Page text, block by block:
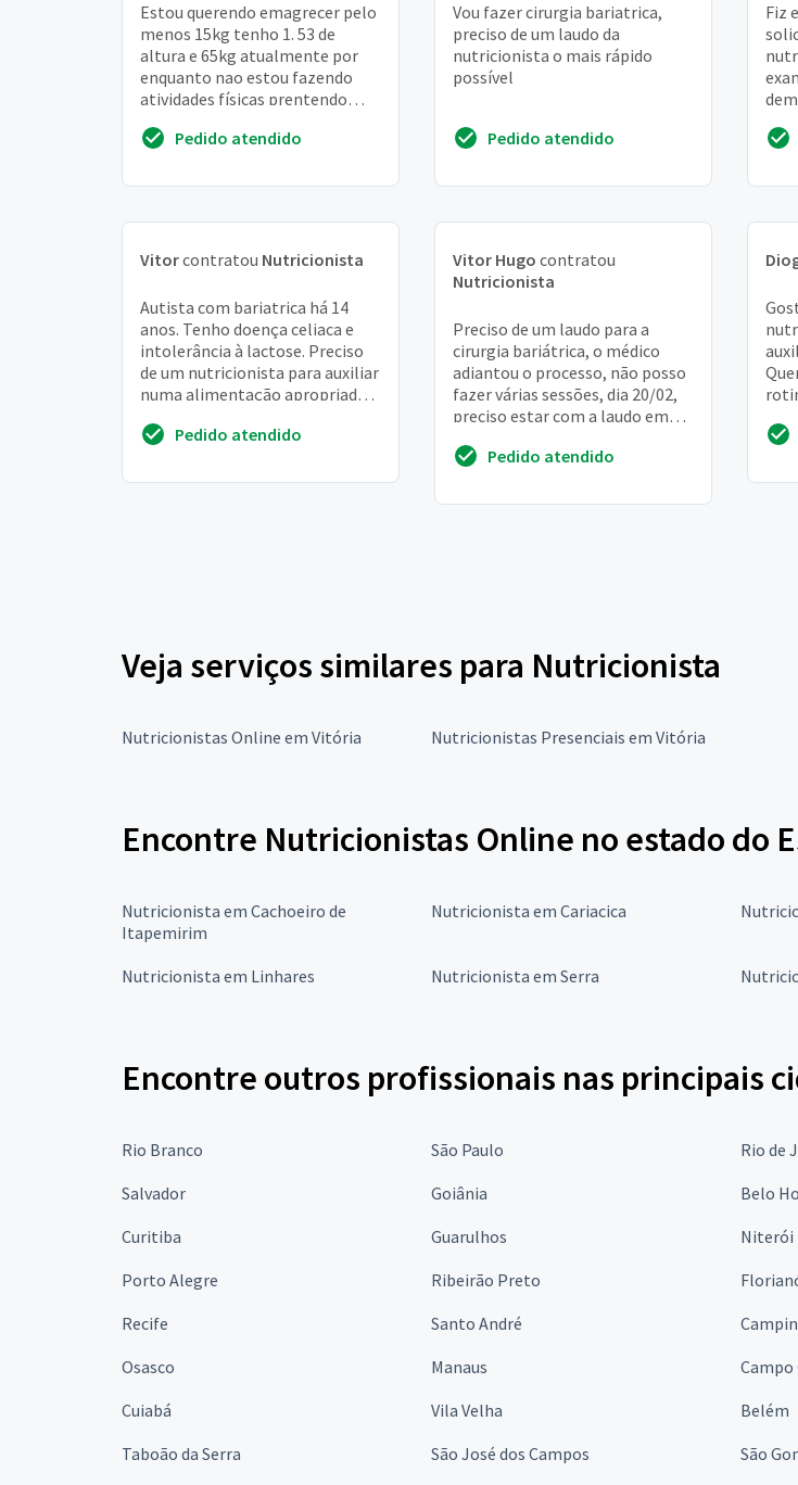
Estou querendo emagrecer pelo
menos 15kg tenho 1. 53 de
altura e 65kg atualmente por
enquanto nao estou fazendo
atividades físicas prentendo
Pedido atendido
Vou fazer cirurgia bariatrica,
preciso de um laudo da
nutricionista o mais rápido
possível
Pedido atendido
Fiz
Vitorcontratou Nutricionista
Autista com bariatrica há 14
anos. Tenho doença celiaca e
intolerância à lactose. Preciso
de um nutricionista para auxiliar
numa alimentação apropriada
alimentar
Pedido atendido
Vitor Hugo contratou
Nutricionista
Preciso de um laudo para a
cirurgia bariátrica, o médico
adiantou o processo, não posso
fazer várias sessões, dia 20/02,
preciso estar com a laudo em
Pedido atendido
Veja serviços similares para Nutricionista
Nutricionistas Online em Vitória Nutricionistas Presenciais em Vitória
Encontre Nutricionistas Online no estado do
Nutricionista em Cachoeiro de
Itapemirim
Nutricionista em Cariacica
Nutricionista em Linhares Nutricionista em Serra
Encontre outros profissionais nas principais
Rio Branco São Paulo Rio de
Salvador
Goiânia Belo
Curitiba
Guarulhos Niterói
Porto Alegre
Ribeirão Preto
Recife
Santo André
Osasco
Manaus Campo
Cuiabá
Vila Velha Belém
Taboão da Serra
São José dos Campos São